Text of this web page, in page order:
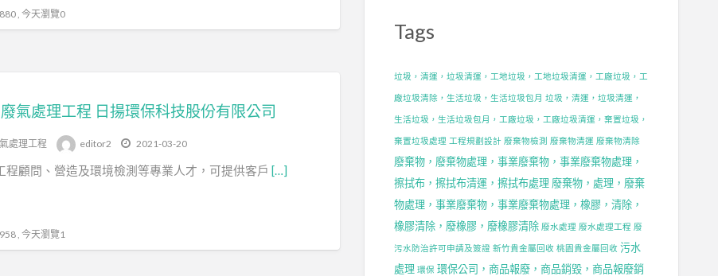
, 今天瀏覽0
氣處理工程 日揚環保科技股份有限公司
處理工程 editor2 2021-03-20
程顧問、營造及環境檢測等專業人才，可提供客戶 […]
, 今天瀏覽1
Tags
垃圾，清運，垃圾清運，工地垃圾，工地垃圾清運，工廠垃圾，工
廠垃圾清除，生活垃圾，生活垃圾包月 垃圾，清運，垃圾清運，
生活垃圾，生活垃圾包月，工廠垃圾，工廠垃圾清運，棄置垃圾，
棄置垃圾處理 工程規劃設計 廢棄物檢測 廢棄物清運 廢棄物清除
廢棄物，廢棄物處理，事業廢棄物，事業廢棄物處理，
擦拭布，擦拭布清運，擦拭布處理 廢棄物，處理，廢棄
物處理，事業廢棄物，事業廢棄物處理，橡膠，清除，
橡膠清除，廢橡膠，廢橡膠清除 廢水處理 廢水處理工程 廢
污水防治許可申請及簽證 新竹貴金屬回收 桃園貴金屬回收 污水
處理 環保 環保公司，商品報廢，商品銷毀，商品報廢銷